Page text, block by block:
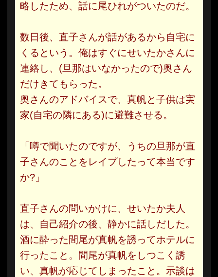
略したため、話に尾ひれがついたのだ。
数日後、直子さんが話があるから自宅に
くるという。俺はすぐにせいたかさんに
連絡し、(旦那はいなかったので)奥さん
だけきてもらった。
奥さんのアドバイスで、真帆と子供は実
家(自宅の隣にある)に避難させる。
「噂で聞いたのですが、うちの旦那が直
子さんのことをレイプしたって本当です
か?」
直子さんの問いかけに、せいたか夫人
は、自己紹介の後、静かに話しだした。
酒に酔った間尾が真帆を誘ってホテルに
行ったこと。間尾が真帆をしつこく誘
い、真帆が応じてしまったこと。示談は